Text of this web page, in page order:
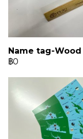
Name tag-Wood
฿0